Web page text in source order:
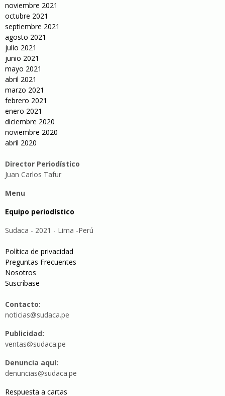
noviembre 2021
octubre 2021
septiembre 2021
agosto 2021
julio 2021
junio 2021
mayo 2021
abril 2021
marzo 2021
febrero 2021
enero 2021
diciembre 2020
noviembre 2020
abril 2020
Director Periodístico
Juan Carlos Tafur
Menu
Equipo periodístico
Sudaca - 2021 - Lima -Perú
Política de privacidad
Preguntas Frecuentes
Nosotros
Suscríbase
Contacto:
noticias@sudaca.pe
Publicidad:
ventas@sudaca.pe
Denuncia aquí:
denuncias@sudaca.pe
Respuesta a cartas